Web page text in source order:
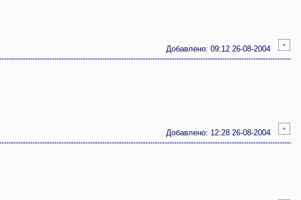
Добавлено: 09:12 26-08-2004
Добавлено: 12:28 26-08-2004